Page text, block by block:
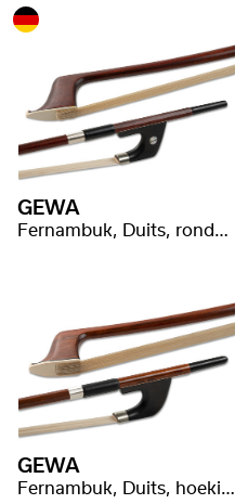
GEWA
Fernambuk, Duits, ronde stang
GEWA
Fernambuk, Duits, hoekige stang